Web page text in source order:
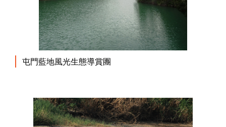
屯門藍地風光生態導賞團